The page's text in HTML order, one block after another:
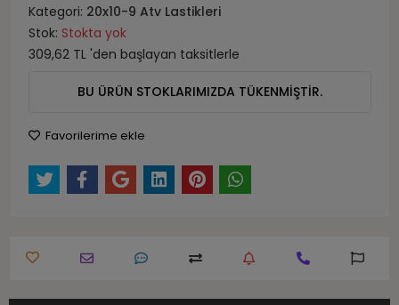
Kategori: 20x10-9 Atv Lastikleri
Stok: Stokta yok
309,62 TL 'den başlayan taksitlerle
BU ÜRÜN STOKLARIMIZDA TÜKENMİŞTİR.
Favorilerime ekle